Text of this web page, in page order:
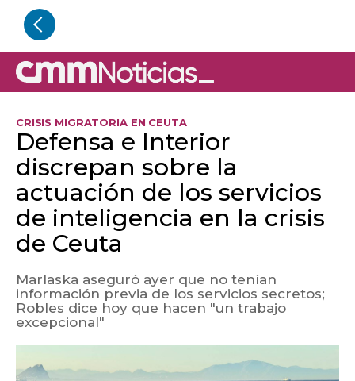
CRISIS MIGRATORIA EN CEUTA
Defensa e Interior
discrepan sobre la
actuación de los servicios
de inteligencia en la crisis
de Ceuta
Marlaska aseguró ayer que no tenían
información previa de los servicios secretos;
Robles dice hoy que hacen "un trabajo
excepcional"